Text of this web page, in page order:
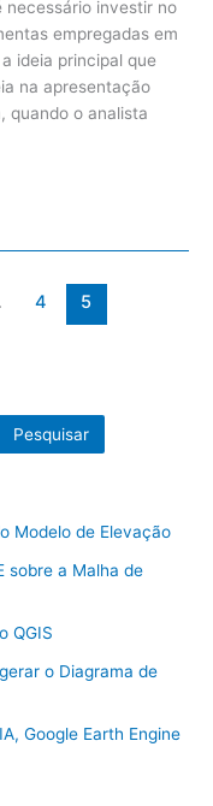
necessário investir no
empregadas em
ideia principal que
na apresentação
quando o analista
4 5
Pesquisar
Modelo de Elevação
sobre a Malha de
QGIS
o Diagrama de
Google Earth Engine